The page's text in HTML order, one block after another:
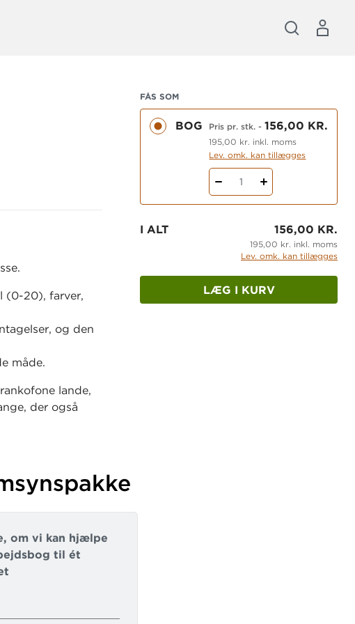
(0-20), farver,
og den
måde.
lande,
der også
FÅS SOM
BOG Pris pr. stk. -156,00 KR.
195,00 kr. inkl. moms
Lev. omk. kan tillægges
1
I ALT 156,00 KR.
195,00 kr. inkl. moms
Lev. omk. kan tillægges
LÆG I KURV
om vi kan hjælpe
til ét